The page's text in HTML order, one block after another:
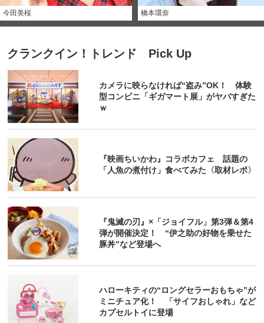
今田美桜 橋本環奈
クランクイン！トレンド Pick Up
カメラに映らなければ“盗み”OK！ 体験
型コンビニ「ギガマート展」がヤバすぎた
ｗ
『映画ちいかわ』コラボカフェ 話題の
「人魚の煮付け」食べてみた〈取材レポ〉
『鬼滅の刃』×「ジョイフル」第3弾＆第4
弾が開催決定！ “伊之助の好物を乗せた
豚丼”など登場へ
ハローキティの“ロングセラーおもちゃ”が
ミニチュア化！ 「サイフおしゃれ」など
カプセルトイに登場